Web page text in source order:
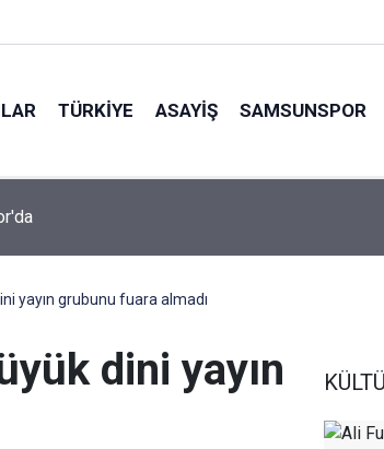
TÜRKİYE ASAYİŞ SAMSUNSPOR
yayın grubunu fuara almadı
dini yayın